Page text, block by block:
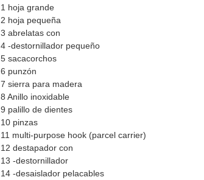
1 hoja grande
2 hoja pequeña
3 abrelatas con
4 -destornillador pequeño
5 sacacorchos
6 punzón
7 sierra para madera
8 Anillo inoxidable
9 palillo de dientes
10 pinzas
11 multi-purpose hook (parcel carrier)
12 destapador con
13 -destornillador
14 -desaislador pelacables